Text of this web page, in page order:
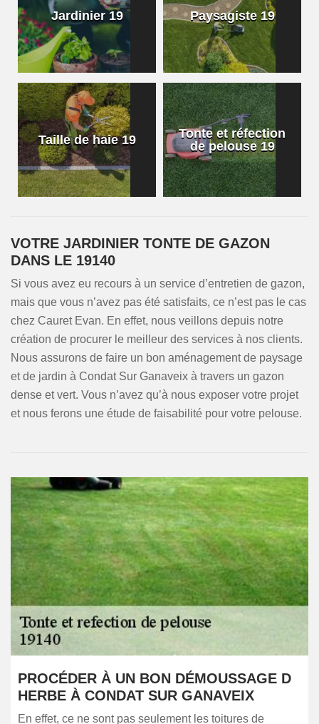
Jardinier 19 Paysagiste 19
Taille de haie 19
Tonte et réfection
de pelouse 19
VOTRE JARDINIER TONTE DE GAZON
DANS LE 19140
Si vous avez eu recours à un service d’entretien de gazon,
mais que vous n’avez pas été satisfaits, ce n’est pas le cas
chez Cauret Evan. En effet, nous veillons depuis notre
création de procurer le meilleur des services à nos clients.
Nous assurons de faire un bon aménagement de paysage
et de jardin à Condat Sur Ganaveix à travers un gazon
dense et vert. Vous n’avez qu’à nous exposer votre projet
et nous ferons une étude de faisabilité pour votre pelouse.
PROCÉDER À UN BON DÉMOUSSAGE D
HERBE À CONDAT SUR GANAVEIX
En effet, ce ne sont pas seulement les toitures de